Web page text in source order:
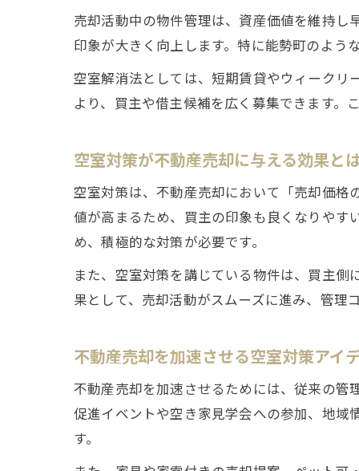
売却活動中の物件管理は、資産価値を維持し
印象が大きく向上します。特に能勢町のよう
空室解消法としては、短期賃貸やウィークリ
より、買主や借主候補を広く募集できます。
空室対策が不動産売却に与える効果と
空室対策は、不動産売却において「売却価格
値が高まるため、買主の印象も良くなりやす
め、積極的な対策が必要です。
また、空室対策を講じている物件は、買主
果として、売却活動がスムーズに進み、管理
不動産売却を加速させる空室対策アイ
不動産売却を加速させるためには、従来の管
促進イベントや空き家見学会への参加、地域
す。